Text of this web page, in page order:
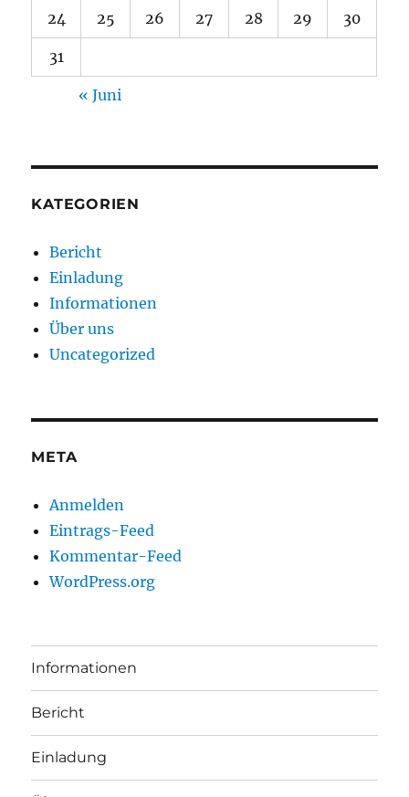
24 25 26 27 28 29 30
31
« Juni
KATEGORIEN
Bericht
Einladung
Informationen
Über uns
Uncategorized
META
Anmelden
Eintrags-Feed
Kommentar-Feed
WordPress.org
Informationen
Bericht
Einladung